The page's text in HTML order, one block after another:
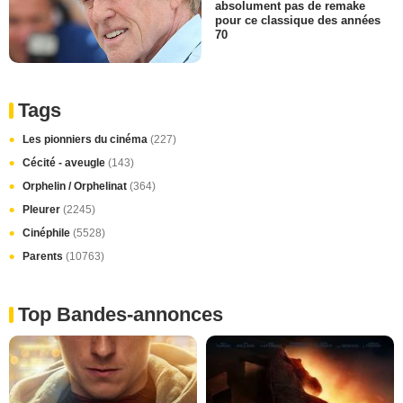
absolument pas de remake
pour ce classique des années
70
Tags
Les pionniers du cinéma (227)
Cécité - aveugle (143)
Orphelin / Orphelinat (364)
Pleurer (2245)
Cinéphile (5528)
Parents (10763)
Top Bandes-annonces